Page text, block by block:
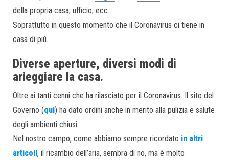
della propria casa, ufficio, ecc.
Soprattutto in questo momento che il Coronavirus ci tiene in
casa di più.
Diverse aperture, diversi modi di
arieggiare la casa.
Oltre ai tanti cenni che ha rilasciato per il Coronavirus. Il sito del
Governo (qui) ha dato ordini anche in merito alla pulizia e salute
degli ambienti chiusi.
Nel nostro campo, come abbiamo sempre ricordato in altri
articoli, il ricambio dell’aria, sembra di no, ma è molto